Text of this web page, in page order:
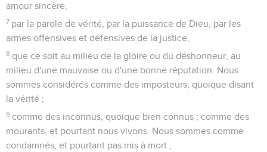
amour sincère,
7 par la parole de vérité, par la puissance de Dieu, par les
armes offensives et défensives de la justice,
8 que ce soit au milieu de la gloire ou du déshonneur, au
milieu d'une mauvaise ou d'une bonne réputation. Nous
sommes considérés comme des imposteurs, quoique disant
la vérité ;
9 comme des inconnus, quoique bien connus ; comme des
mourants, et pourtant nous vivons. Nous sommes comme
condamnés, et pourtant pas mis à mort ;